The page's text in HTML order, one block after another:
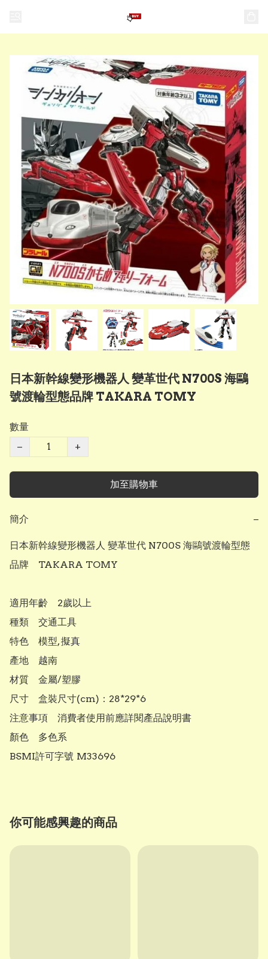
日本新幹線變形機器人 變革世代 N700S 海鷗
號渡輪型態品牌 TAKARA TOMY
數量
−
+
加至購物車
簡介 −
日本新幹線變形機器人 變革世代 N700S 海鷗號渡輪型態
品牌	TAKARA TOMY
適用年齡	2歲以上
種類	交通工具
特色	模型, 擬真
產地	越南
材質	金屬/塑膠
尺寸	盒裝尺寸(cm)：28*29*6
注意事項	消費者使用前應詳閱產品說明書
顏色	多色系
BSMI許可字號	M33696
你可能感興趣的商品